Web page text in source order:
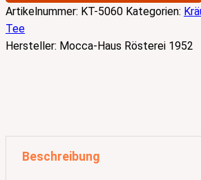
Artikelnummer: KT-5060 Kategorien:
Tee
Hersteller: Mocca-Haus Rösterei 1952
Beschreibung